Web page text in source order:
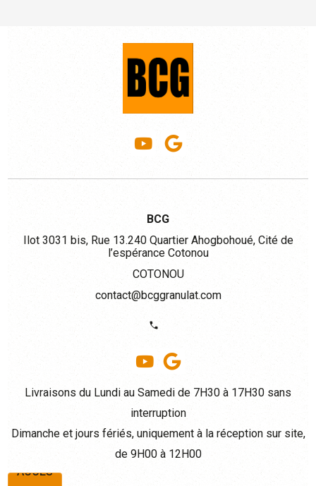
BCG
Ilot 3031 bis, Rue 13.240 Quartier Ahogbohoué, Cité de
l’espérance Cotonou
COTONOU
contact@bcggranulat.com
Livraisons du Lundi au Samedi de 7H30 à 17H30 sans
interruption
Dimanche et jours fériés, uniquement à la réception sur site,
de 9H00 à 12H00
ACCÈS
ACCÈS